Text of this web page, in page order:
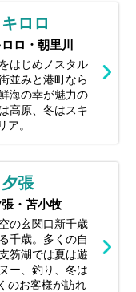
ロロ
ロ・朝里川
はじめノスタル
並みと港町なら
海の幸が魅力の
高原、冬はスキ
。
張
・苫小牧
の玄関口新千歳
千歳。多くの自
笏湖では夏は遊
ー、釣り、冬は
のお客様が訪れ